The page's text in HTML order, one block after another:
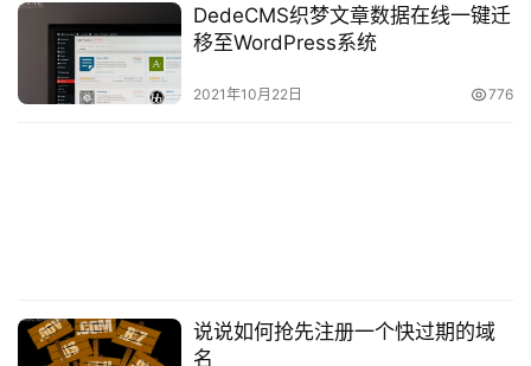
设置计划任务
DedeCMS织梦文章数据在线一键迁
移至WordPress系统
2021年10月22日 776
说说如何抢先注册一个快过期的域
名